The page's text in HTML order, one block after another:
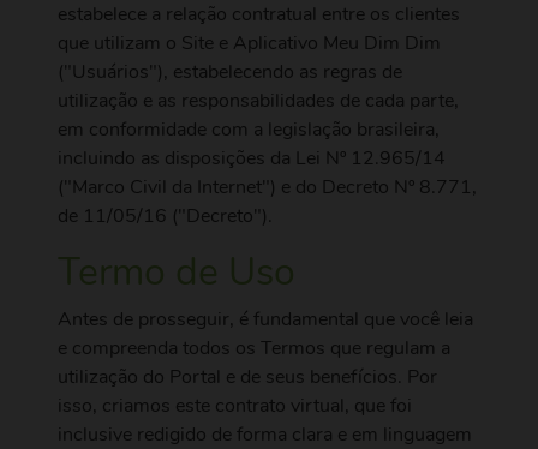
estabelece a relação contratual entre os clientes
que utilizam o Site e Aplicativo Meu Dim Dim
("Usuários"), estabelecendo as regras de
utilização e as responsabilidades de cada parte,
em conformidade com a legislação brasileira,
incluindo as disposições da Lei Nº 12.965/14
("Marco Civil da Internet") e do Decreto Nº 8.771,
de 11/05/16 ("Decreto").
Termo de Uso
Antes de prosseguir, é fundamental que você leia
e compreenda todos os Termos que regulam a
utilização do Portal e de seus benefícios. Por
isso, criamos este contrato virtual, que foi
inclusive redigido de forma clara e em linguagem